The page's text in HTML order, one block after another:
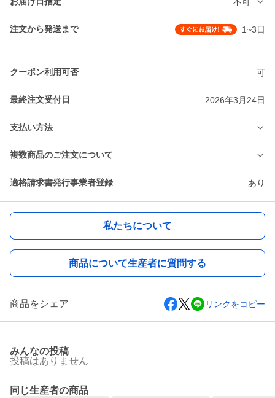
注文から発送まで 1~3日
クーポン利用可否 可
最終注文受付日 2026年3月24日
支払い方法
複数商品のご注文について
適格請求書発行事業者登録 あり
私たちについて
商品について生産者に質問する
商品をシェア リンクをコピー
みんなの投稿
投稿はありません
同じ生産者の商品